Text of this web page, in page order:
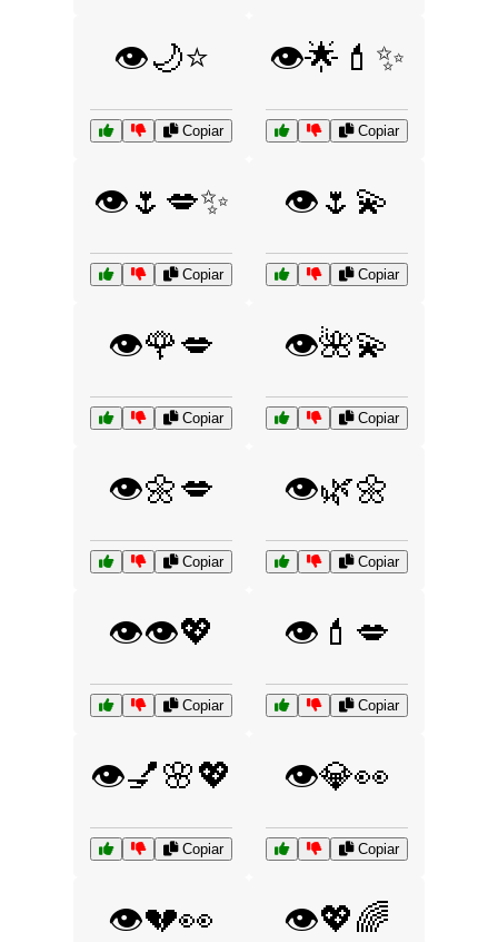
👁️🌙⭐
Copiar
👁️🌟💄✨
Copiar
👁️🌷💋✨
Copiar
👁️🌷💫
Copiar
👁️🌹💋
Copiar
👁️🌺💫
Copiar
👁️🌼💋
Copiar
👁️🌿🌼
Copiar
👁️👁️💖
Copiar
👁️💄💋
Copiar
👁️💅🌸💖
Copiar
👁️💎👀
Copiar
👁️💔👀 👁️💖🌈